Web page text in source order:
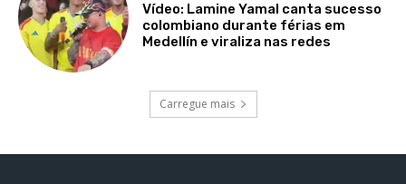
Vídeo: Lamine Yamal canta sucesso
colombiano durante férias em
Medellín e viraliza nas redes
Carregue mais